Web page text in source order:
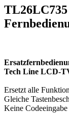
Tech Line LCD-
Ersetzt alle
Gleiche
Keine